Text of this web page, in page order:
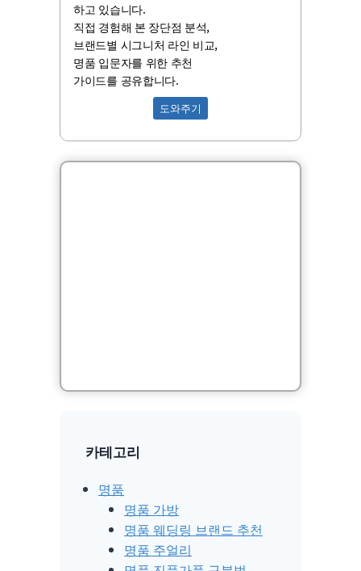
하고 있습니다.
직접 경험해 본 장단점 분석,
브랜드별 시그니처 라인 비교,
명품 입문자를 위한 추천
가이드를 공유합니다.
도와주기
카테고리
명품
명품 가방
명품 웨딩링 브랜드 추천
명품 주얼리